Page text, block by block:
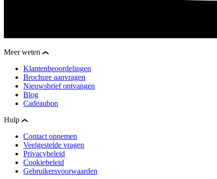
Meer weten
Klantenbeoordelingen
Brochure aanvragen
Nieuwsbrief ontvangen
Blog
Cadeaubon
Hulp
Contact opnemen
Veelgestelde vragen
Privacybeleid
Cookiebeleid
Gebruikersvoorwaarden